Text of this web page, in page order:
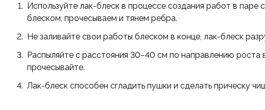
Используйте лак-блеск в процессе создания работ в
блеском, прочесываем и тянем ребра.
Не заливайте свои работы блеском в конце, лак-блеск
Распыляйте с расстояния 30−40 см по направлению
прочесывайте.
Лак-блеск способен сгладить пушки и сделать прическу